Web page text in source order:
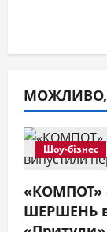
МОЖЛИВО,
Шоу-бізнес
«КОМПОТ»
ШЕРШЕНЬ